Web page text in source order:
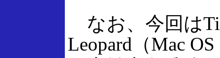
なお、今回は
Leopard（Mac